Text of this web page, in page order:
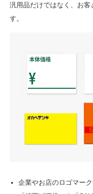
汎用品だけではなく、お
す。
企業やお店のロゴマー